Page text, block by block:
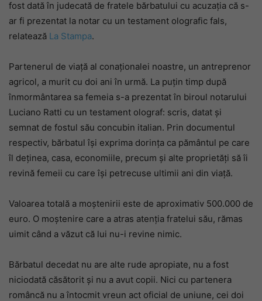
fost dată în judecată de fratele bărbatului cu acuzația că s-
ar fi prezentat la notar cu un testament olografic fals,
relatează La Stampa.
Partenerul de viață al conaționalei noastre, un antreprenor
agricol, a murit cu doi ani în urmă. La puțin timp după
înmormântarea sa femeia s-a prezentat în biroul notarului
Luciano Ratti cu un testament olograf: scris, datat și
semnat de fostul său concubin italian. Prin documentul
respectiv, bărbatul își exprima dorința ca pământul pe care
îl deținea, casa, economiile, precum și alte proprietăți să îi
revină femeii cu care își petrecuse ultimii ani din viață.
Valoarea totală a moștenirii este de aproximativ 500.000 de
euro. O moștenire care a atras atenția fratelui său, rămas
uimit când a văzut că lui nu-i revine nimic.
Bărbatul decedat nu are alte rude apropiate, nu a fost
niciodată căsătorit și nu a avut copii. Nici cu partenera
româncă nu a întocmit vreun act oficial de uniune, cei doi